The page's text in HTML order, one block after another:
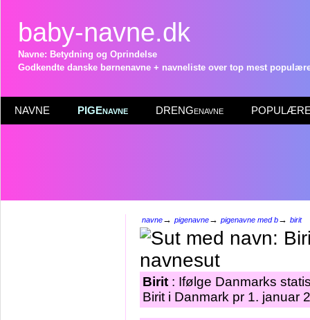
baby-navne.dk
Navne: Betydning og Oprindelse
Godkendte danske børnenavne + navneliste over top mest
NAVNE PIGEnavne DRENGenavne POPULÆRE
navne→ pigenavne→ pigenavne med b→ birit
Birit : Ifølge Danmarks
Birit i Danmark pr 1. januar